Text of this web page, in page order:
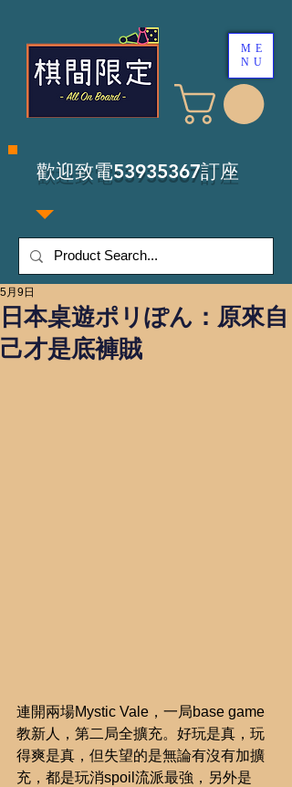
​歡迎致電53935367訂座
ME
NU
日本桌遊ポリぽん：原來自
己才是底褲賊
5月9日
連開兩場Mystic Vale，一局base game
教新人，第二局全擴充。好玩是真，玩
得爽是真，但失望的是無論有沒有加擴
充，都是玩消spoil流派最強，另外是